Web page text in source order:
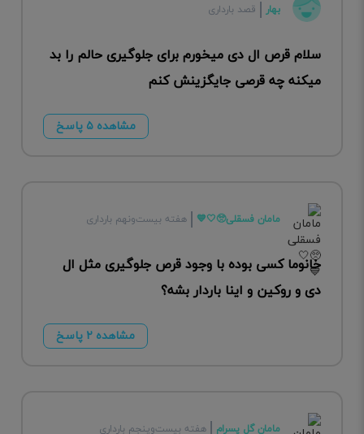
بهار قصد بارداری
سلام قرص ال دی میخورم برای جلوگیری حالم را بد
میکنه چه قرصی جایگزینش کنم
مشاهده ۵ پاسخ
مامان فسقلی🥺🤍💙 هفته بیست‌ونهم بارداری
خانوما کسی بوده با وجود قرص جلوگیری مثل ال
دی و روکین و اینا باردار بشه؟
مشاهده ۲ پاسخ
مامان گل پسرام هفته بیست‌وپنجم بارداری